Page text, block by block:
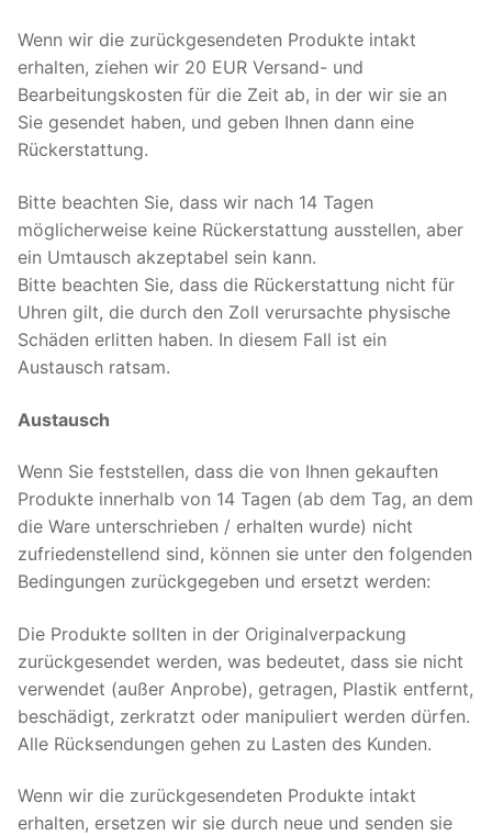
Wenn wir die zurückgesendeten Produkte intakt
erhalten, ziehen wir 20 EUR Versand- und
Bearbeitungskosten für die Zeit ab, in der wir sie an
Sie gesendet haben, und geben Ihnen dann eine
Rückerstattung.
Bitte beachten Sie, dass wir nach 14 Tagen
möglicherweise keine Rückerstattung ausstellen, aber
ein Umtausch akzeptabel sein kann.
Bitte beachten Sie, dass die Rückerstattung nicht für
Uhren gilt, die durch den Zoll verursachte physische
Schäden erlitten haben. In diesem Fall ist ein
Austausch ratsam.
Austausch
Wenn Sie feststellen, dass die von Ihnen gekauften
Produkte innerhalb von 14 Tagen (ab dem Tag, an dem
die Ware unterschrieben / erhalten wurde) nicht
zufriedenstellend sind, können sie unter den folgenden
Bedingungen zurückgegeben und ersetzt werden:
Die Produkte sollten in der Originalverpackung
zurückgesendet werden, was bedeutet, dass sie nicht
verwendet (außer Anprobe), getragen, Plastik entfernt,
beschädigt, zerkratzt oder manipuliert werden dürfen.
Alle Rücksendungen gehen zu Lasten des Kunden.
Wenn wir die zurückgesendeten Produkte intakt
erhalten, ersetzen wir sie durch neue und senden sie